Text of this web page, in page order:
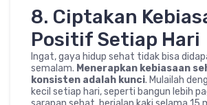
8. Ciptakan
Positif Setiap Hari
Ingat, gaya hidup sehat tidak bisa
semalam. Menerapkan kebiasaan
konsisten adalah kunci. Mulailah
kecil setiap hari, seperti bangun lebih